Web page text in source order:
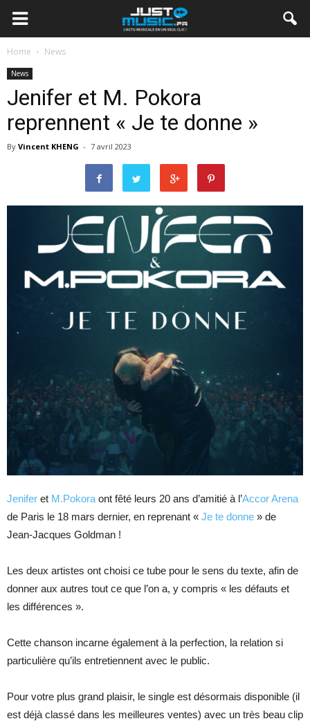
Home News
News
Jenifer et M. Pokora
reprennent « Je te donne »
By Vincent KHENG - 7 avril 2023
Jenifer et M.Pokora ont fêté leurs 20 ans d’amitié à l’Accor Arena
de Paris le 18 mars dernier, en reprenant « Je te donne » de
Jean-Jacques Goldman !
Les deux artistes ont choisi ce tube pour le sens du texte, afin de
donner aux autres tout ce que l’on a, y compris « les défauts et
les différences ».
Cette chanson incarne également à la perfection, la relation si
particulière qu’ils entretiennent avec le public.
Pour votre plus grand plaisir, le single est désormais disponible (il
est déjà classé dans les meilleures ventes) avec un très beau clip